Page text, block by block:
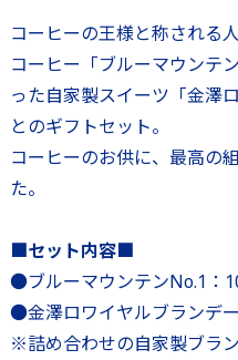
コーヒーの王様と称される
コーヒー「ブルーマウンテ
った自家製スイーツ「金澤
とのギフトセット。
コーヒーのお供に、最高の
た。
■セット内容■
●ブルーマウンテンNo.1：
●金澤ロワイヤルブランデ
※詰め合わせの自家製ブラ